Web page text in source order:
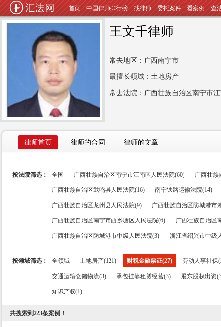
首页 中国律师排行榜 找律师 委托案件 看案例 查
王文千律师
常去地区：广西南宁市
最擅长领域：土地房产
常去法院：广西壮族自治区南宁市
律师首页 律师的合同 律师的文章
按法院筛选： 全国 广西壮族自治区南宁市江南区人民法院(60) 广西壮族
广西壮族自治区武鸣县人民法院(16) 南宁铁路运输法院(14)
广西壮族自治区龙州县人民法院(9) 广西壮族自治区防城港市
广西壮族自治区南宁市西乡塘区人民法院(6) 广西壮族自治区
广西壮族自治区防城港市中级人民法院(3) 浙江省绍兴市中级
按领域筛选： 全领域 土地房产(121) 财税金融票证(27) 劳动人事社保
交通运输仓储物流(3) 承包挂靠租赁经营(3) 股东股权出资
知识产权(1)
共搜索到223条案例！